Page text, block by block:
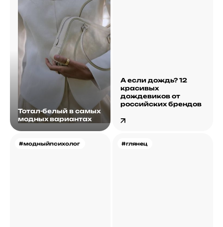
Тотал-белый в самых
модных вариантах
А если дождь? 12
красивых
дождевиков от
российских брендов
#модныйпсихолог #глянец